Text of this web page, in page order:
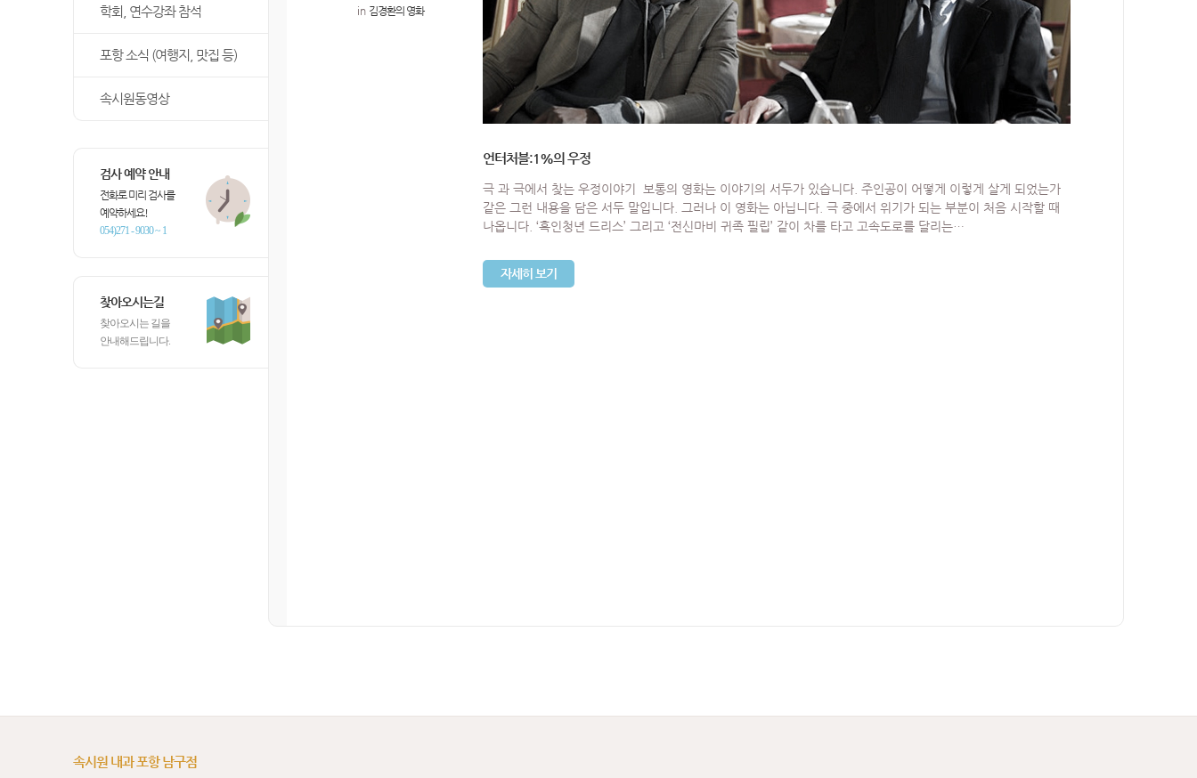
학회, 연수강좌 참석
포항 소식 (여행지, 맛집 등)
속시원동영상
검사 예약 안내
전화로 미리 검사를
예약하세요!
054)271 - 9030 ~ 1
찾아오시는길
찾아오시는 길을
안내해드립니다.
in 김경환의 영화
언터처블:1%의 우정
극 과 극에서 찾는 우정이야기 보통의 영화는 이야기의 서두가 있습니다. 주인공이 어떻게 이렇게 살게 되었는가
같은 그런 내용을 담은 서두 말입니다. 그러나 이 영화는 아닙니다. 극 중에서 위기가 되는 부분이 처음 시작할 때
나옵니다. ‘흑인청년 드리스’ 그리고 ‘전신마비 귀족 필립’ 같이 차를 타고 고속도로를 달리는…
자세히 보기
속시원 내과 포항 남구점